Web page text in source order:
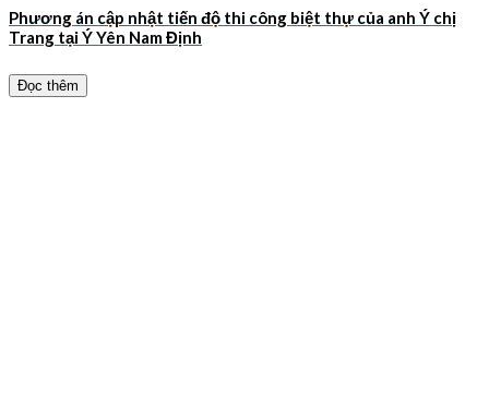
Phương án cập nhật tiến độ thi công biệt thự của anh Ý chị
Trang tại Ý Yên Nam Định
Đọc thêm